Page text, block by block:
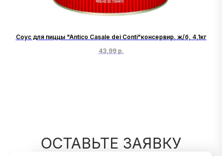
Соус для пиццы "Antico Casale dei Conti"консервир. ж/б, 4,1кг
43,99 р.
ОСТАВЬТЕ ЗАЯВКУ